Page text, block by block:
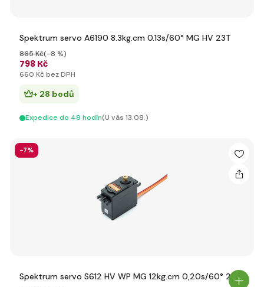
Spektrum servo A6190 8.3kg.cm 0.13s/60° MG HV 23T
798 Kč
865 Kč(-8 %)
660 Kč bez DPH
+ 28 bodů
Expedice do 48 hodín(U vás 13.08.)
-7%
Spektrum servo S612 HV WP MG 12kg.cm 0,20s/60° 23T